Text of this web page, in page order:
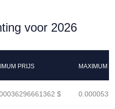
voor 2026
PRIJS MAXIMUM
$